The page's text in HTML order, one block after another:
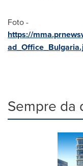
Foto -
https://
Sempre da